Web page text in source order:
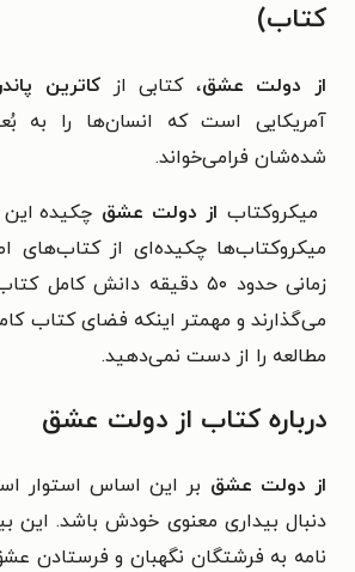
کتاب)
از دولت عشق، کتابی ازکاترین
آمریکایی است که انسان‌ها را به
شده‌شان فرامی‌خواند.
میکروکتاب از دولت عشق چکیده
میکروکتاب‌ها چکیده‌ای از کتاب‌های
زمانی حدود ۵۰ دقیقه دانش
می‌گذارند و مهمتر اینکه فضای کتاب
مطالعه را از دست نمی‌دهید.
درباره کتاب از دولت عشق
از دولت عشق بر این اساس استوار
دنبال بیداری معنوی خودش باشد. این
نامه به فرشتگان نگهبان و فرستادن